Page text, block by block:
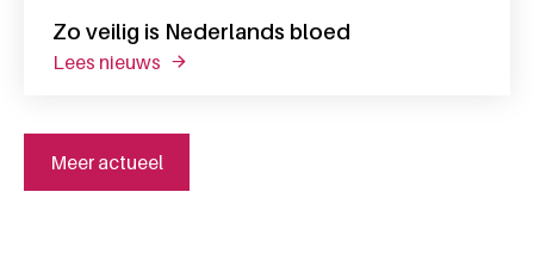
Zo veilig is Nederlands bloed
lees nieuws over zo veilig is nederlands bloed
Meer actueel